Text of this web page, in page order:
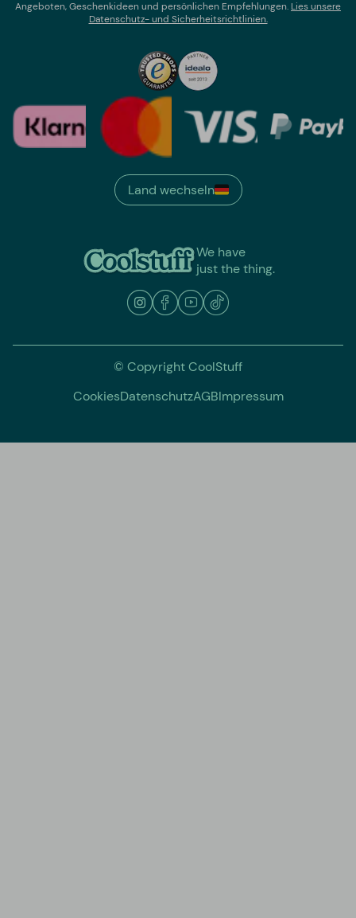
Angeboten, Geschenkideen und persönlichen Empfehlungen. Lies unsere
Datenschutz- und Sicherheitsrichtlinien.
We have
just the thing.
Land wechseln
© Copyright CoolStuff
CookiesDatenschutzAGBImpressum